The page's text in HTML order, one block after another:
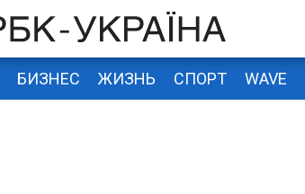
БИЗНЕС ЖИЗНЬ СПОРТ WAVE